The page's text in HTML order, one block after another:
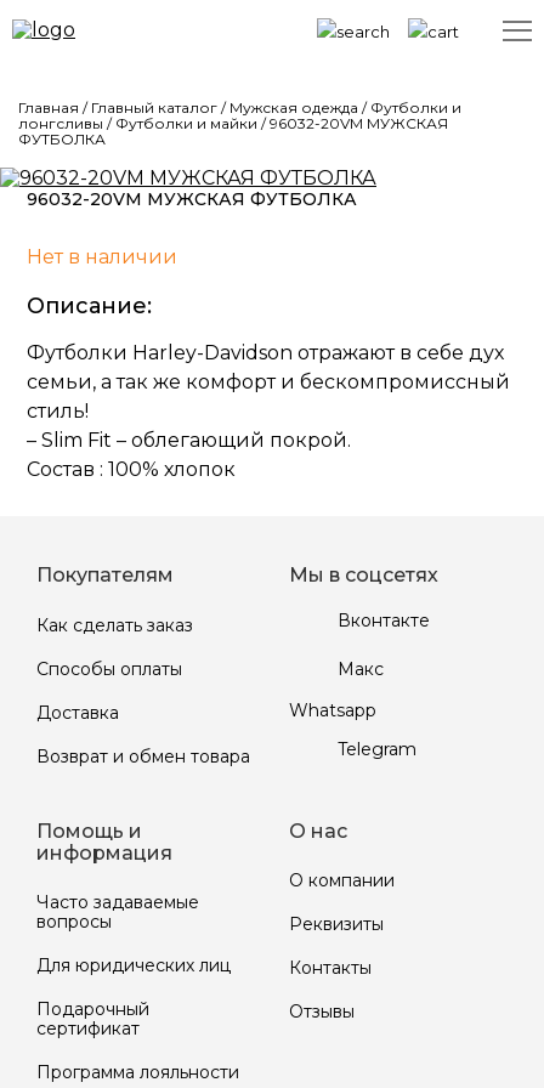
Главная / Главный каталог / Мужская одежда / Футболки и
лонгсливы / Футболки и майки /96032-20VM МУЖСКАЯ
ФУТБОЛКА
96032-20VM МУЖСКАЯ ФУТБОЛКА
Нет в наличии
Описание:
Футболки Harley-Davidson отражают в себе дух
семьи, а так же комфорт и бескомпромиссный
стиль!
– Slim Fit – облегающий покрой.
Состав : 100% хлопок
Покупателям
Как сделать заказ
Способы оплаты
Доставка
Возврат и обмен товара
Мы в соцсетях
Вконтакте
Макс
Whatsapp
Telegram
Помощь и
информация
Часто задаваемые
вопросы
Для юридических лиц
Подарочный
сертификат
Программа лояльности
О нас
О компании
Реквизиты
Контакты
Отзывы